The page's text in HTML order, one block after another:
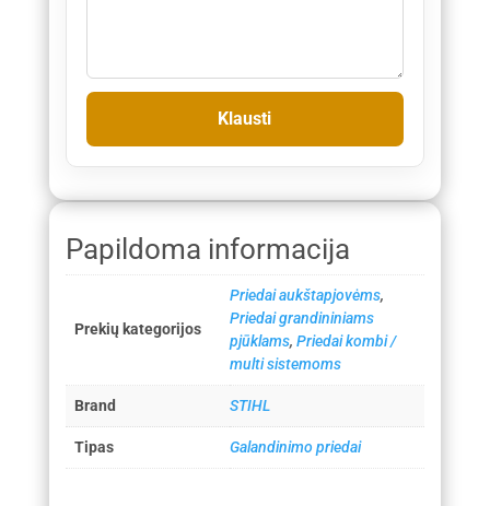
Papildoma informacija
Prekių kategorijos
Priedai aukštapjovėms,
Priedai grandininiams
pjūklams, Priedai kombi /
multi sistemoms
Brand STIHL
Tipas Galandinimo priedai